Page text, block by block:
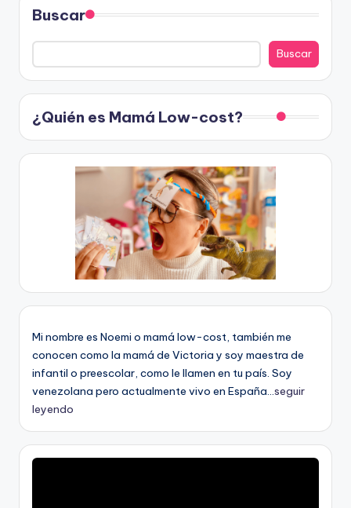
Buscar
Buscar
¿Quién es Mamá Low-cost?
Mi nombre es Noemi o mamá low-cost, también me
conocen como la mamá de Victoria y soy maestra de
infantil o preescolar, como le llamen en tu país. Soy
venezolana pero actualmente vivo en España...seguir
leyendo